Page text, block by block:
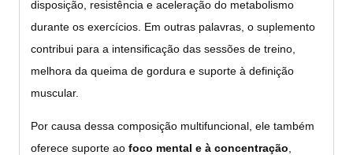
disposição, resistência e aceleração do metabolismo
durante os exercícios. Em outras palavras, o suplemento
contribui para a intensificação das sessões de treino,
melhora da queima de gordura e suporte à definição
muscular.
Por causa dessa composição multifuncional, ele também
oferece suporte ao foco mental e à concentração